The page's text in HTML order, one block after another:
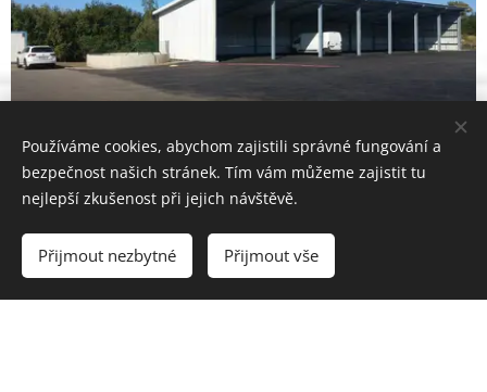
Používáme cookies, abychom zajistili správné fungování a
bezpečnost našich stránek. Tím vám můžeme zajistit tu
nejlepší zkušenost při jejich návštěvě.
Přijmout nezbytné Přijmout vše